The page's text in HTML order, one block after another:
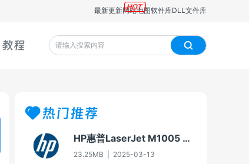
最新更新网站地图软件库DLL文件库
教程
热门推荐
HP惠普LaserJet M1005 MFP多功能一体机即插即用驱动20070326版For Win7
23.25MB 2025-03-13